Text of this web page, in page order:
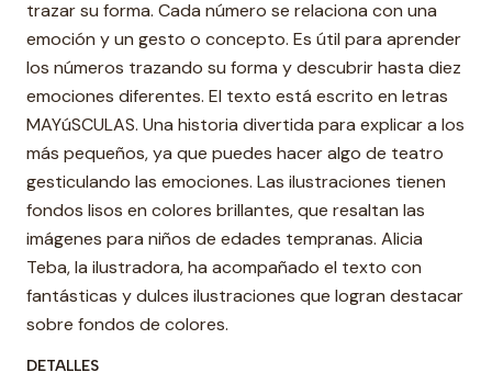
trazar su forma. Cada número se relaciona con una
emoción y un gesto o concepto. Es útil para aprender
los números trazando su forma y descubrir hasta diez
emociones diferentes. El texto está escrito en letras
MAYúSCULAS. Una historia divertida para explicar a los
más pequeños, ya que puedes hacer algo de teatro
gesticulando las emociones. Las ilustraciones tienen
fondos lisos en colores brillantes, que resaltan las
imágenes para niños de edades tempranas. Alicia
Teba, la ilustradora, ha acompañado el texto con
fantásticas y dulces ilustraciones que logran destacar
sobre fondos de colores.
DETALLES